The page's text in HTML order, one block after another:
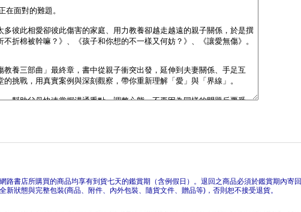
路書店所購買的商品均享有到貨七天的鑑賞期（含例假日）。退回之商品必須於鑑賞期內寄
新狀態與完整包裝(商品、附件、內外包裝、隨貨文件、贈品等)，否則恕不接受退貨。